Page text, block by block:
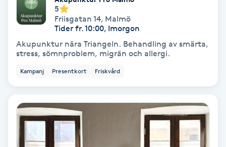
Tuina-massage
Taktil massage
Tandläkare
5
Friisgatan 14, Malmö
Tider fr. 10:00, Imorgon
Akupunktur nära Triangeln. Behandling av smärta,
stress, sömnproblem, migrän och allergi.
Kampanj Presentkort Friskvård